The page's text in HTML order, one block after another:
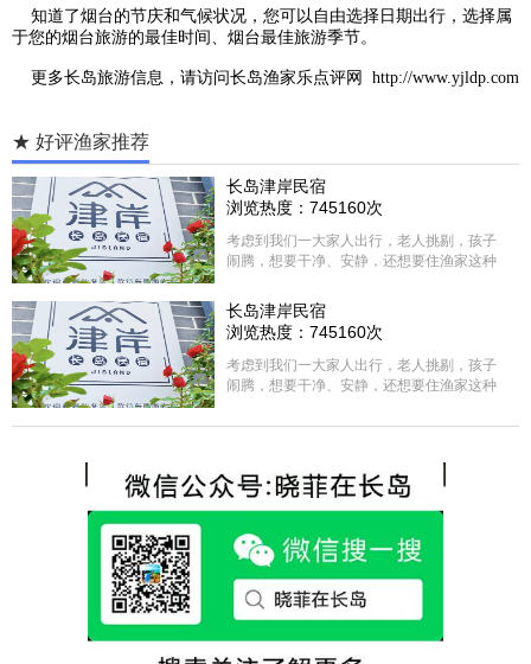
知道了烟台的节庆和气候状况，您可以自由选择日期出行，选择属
于您的烟台旅游的最佳时间、烟台最佳旅游季节。
更多长岛旅游信息，请访问长岛渔家乐点评网 http://www.yjldp.com
★ 好评渔家推荐
长岛津岸民宿
浏览热度：745160次
考虑到我们一大家人出行，老人挑剔，孩子
闹腾，想要干净、安静，还想要住渔家这种
选择津岸民宿，实际体验客房很干净，饭菜
方面家里老人也很满意，整体饭菜给搭配的
很好，每顿饭也不重样的，海鲜确实是非常
的新鲜呢，另外值得一提的是，他家的海菜
包子非常好吃。 其实长岛可选的酒店、民宿
各不相同，可以根据自己的喜好选择。非常
热情，能根据我提出的需求来安排房间，这
点很好。
长岛津岸民宿
浏览热度：745160次
考虑到我们一大家人出行，老人挑剔，孩子
闹腾，想要干净、安静，还想要住渔家这种
选择津岸民宿，实际体验客房很干净，饭菜
很好，每顿饭也不重样的，海鲜确实是非常
的新鲜呢，另外值得一提的是，他家的海菜
包子非常好吃。 其实长岛可选的酒店、民宿
各不相同，可以根据自己的喜好选择。非常
推荐津岸民宿，关键是老板娘晓菲很细心、
热情，能根据我提出的需求来安排房间，这
点很好。